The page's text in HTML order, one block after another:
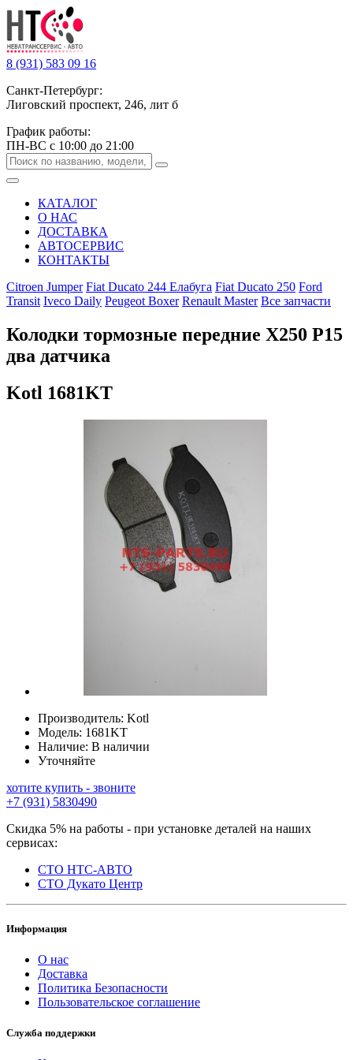
8 (931) 583 09 16
Санкт-Петербург:
Лиговский проспект, 246, лит б
График работы:
ПН-ВС с 10:00 до 21:00
КАТАЛОГ
О НАС
ДОСТАВКА
АВТОСЕРВИС
КОНТАКТЫ
Citroen Jumper Fiat Ducato 244 Елабуга Fiat Ducato 250 Ford
Transit Iveco Daily Peugeot Boxer Renault Master Все запчасти
Колодки тормозные передние Х250 Р15
два датчика
Kotl 1681KT
Производитель: Kotl
Модель: 1681KT
Наличие: В наличии
Уточняйте
хотите купить - звоните
+7 (931) 5830490
Скидка 5% на работы - при установке деталей на наших
сервисах:
СТО НТС-АВТО
СТО Дукато Центр
Информация
О нас
Доставка
Политика Безопасности
Пользовательское соглашение
Служба поддержки